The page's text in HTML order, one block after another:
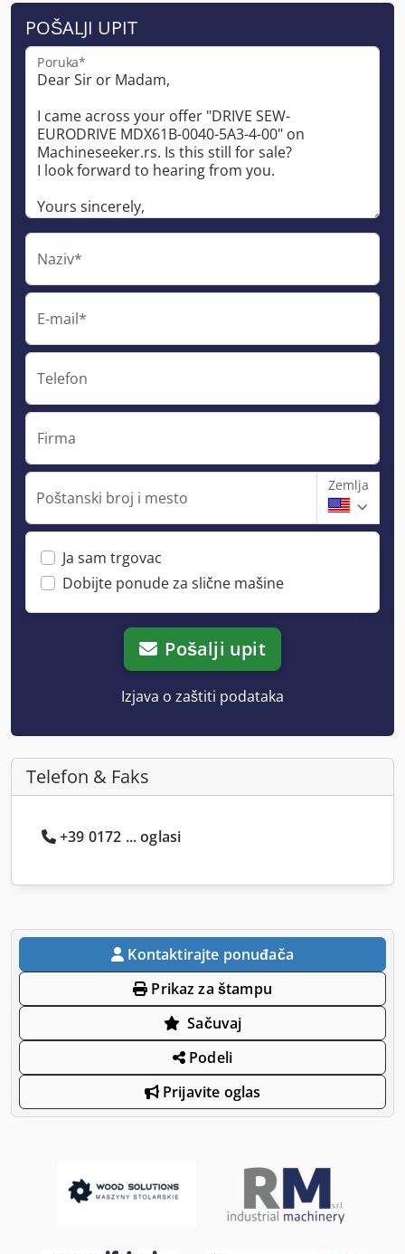
POŠALJI UPIT
Poruka*
Naziv*
E-mail*
Telefon
Firma
Poštanski broj i mesto
Zemlja
Ja sam trgovac
Dobijte ponude za slične mašine
Pošalji upit
Izjava o zaštiti podataka
Telefon & Faks
+39 0172 ... oglasi
Kontaktirajte ponuđača
Prikaz za štampu
Sačuvaj
Podeli
Prijavite oglas